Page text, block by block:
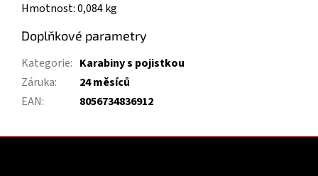
Hmotnost: 0,084 kg
Doplňkové parametry
Kategorie: Karabiny s pojistkou
Záruka:
24 měsíců
EAN: 8056734836912